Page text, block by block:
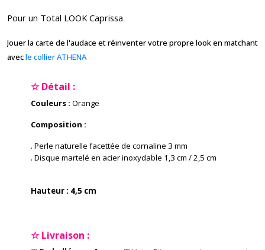
Pour un Total LOOK Caprissa
Jouer la carte de l'audace et réinventer votre propre look en matchant
avecle collier ATHENA
☆ Détail :
Couleurs : Orange
Composition :
. Perle naturelle facettée de cornaline 3 mm
. Disque martelé en acier inoxydable 1,3 cm / 2,5 cm
Hauteur : 4,5 cm
☆ Livraison :